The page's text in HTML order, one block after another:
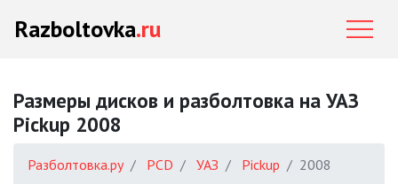
Razboltovka.ru
Размеры дисков и разболтовка на УАЗ
Pickup 2008
Разболтовка.ру PCD УАЗ Pickup 2008